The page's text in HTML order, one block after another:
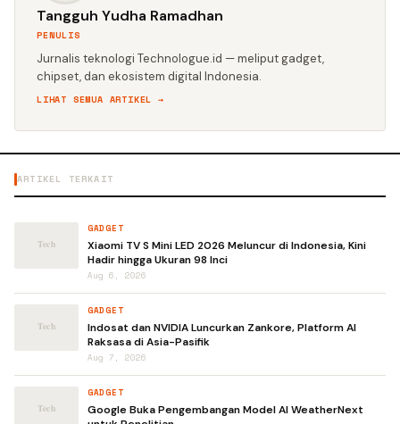
Tangguh Yudha Ramadhan
PENULIS
Jurnalis teknologi Technologue.id — meliput gadget,
chipset, dan ekosistem digital Indonesia.
LIHAT SEMUA ARTIKEL →
ARTIKEL TERKAIT
GADGET
Xiaomi TV S Mini LED 2026 Meluncur di Indonesia, Kini
Hadir hingga Ukuran 98 Inci
Aug 6, 2026
GADGET
Indosat dan NVIDIA Luncurkan Zankore, Platform AI
Raksasa di Asia-Pasifik
Aug 7, 2026
GADGET
Google Buka Pengembangan Model AI WeatherNext